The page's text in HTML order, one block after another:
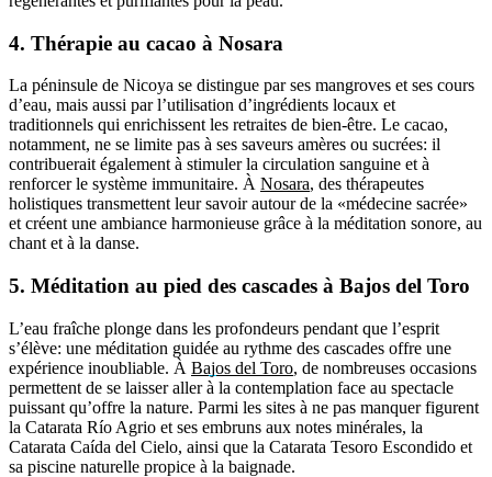
4. Thérapie au cacao à Nosara
La péninsule de Nicoya se distingue par ses mangroves et ses cours
d’eau, mais aussi par l’utilisation d’ingrédients locaux et
traditionnels qui enrichissent les retraites de bien-être. Le cacao,
notamment, ne se limite pas à ses saveurs amères ou sucrées: il
contribuerait également à stimuler la circulation sanguine et à
renforcer le système immunitaire. À Nosara, des thérapeutes
holistiques transmettent leur savoir autour de la «médecine sacrée»
et créent une ambiance harmonieuse grâce à la méditation sonore, au
chant et à la danse.
5. Méditation au pied des cascades à Bajos del Toro
L’eau fraîche plonge dans les profondeurs pendant que l’esprit
s’élève: une méditation guidée au rythme des cascades offre une
expérience inoubliable. À Bajos del Toro, de nombreuses occasions
permettent de se laisser aller à la contemplation face au spectacle
puissant qu’offre la nature. Parmi les sites à ne pas manquer figurent
la Catarata Río Agrio et ses embruns aux notes minérales, la
Catarata Caída del Cielo, ainsi que la Catarata Tesoro Escondido et
sa piscine naturelle propice à la baignade.